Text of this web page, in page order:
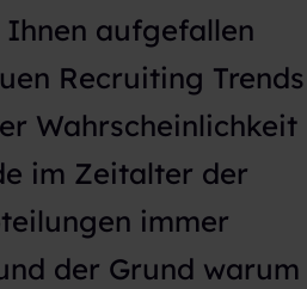
Ihnen aufgefallen
Recruiting Trends
Wahrscheinlichkeit
im Zeitalter der
immer
der Grund warum